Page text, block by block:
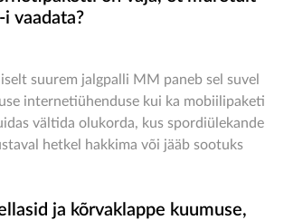
vaadata?
suurem jalgpalli MM paneb sel suvel
internetiühenduse kui ka mobiilipaketi
vältida olukorda, kus spordiülekande
hetkel hakkima või jääb sootuks
ja kõrvaklappe kuumuse,